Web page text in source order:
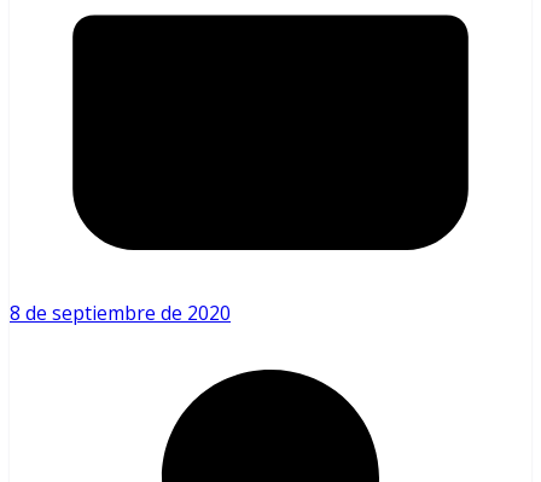
8 de septiembre de 2020